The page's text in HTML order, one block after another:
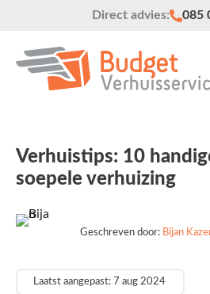
Direct advies: 085
Verhuistips: 10
soepele verhuizing
Geschreven door: Bijan
Laatst aangepast: 7 aug 2024